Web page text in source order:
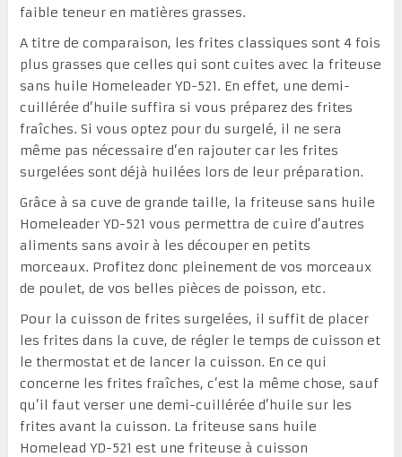
faible teneur en matières grasses.
A titre de comparaison, les frites classiques sont 4 fois
plus grasses que celles qui sont cuites avec la friteuse
sans huile Homeleader YD-521. En effet, une demi-
cuillérée d’huile suffira si vous préparez des frites
fraîches. Si vous optez pour du surgelé, il ne sera
même pas nécessaire d’en rajouter car les frites
surgelées sont déjà huilées lors de leur préparation.
Grâce à sa cuve de grande taille, la friteuse sans huile
Homeleader YD-521 vous permettra de cuire d’autres
aliments sans avoir à les découper en petits
morceaux. Profitez donc pleinement de vos morceaux
de poulet, de vos belles pièces de poisson, etc.
Pour la cuisson de frites surgelées, il suffit de placer
les frites dans la cuve, de régler le temps de cuisson et
le thermostat et de lancer la cuisson. En ce qui
concerne les frites fraîches, c’est la même chose, sauf
qu’il faut verser une demi-cuillérée d’huile sur les
frites avant la cuisson. La friteuse sans huile
Homelead YD-521 est une friteuse à cuisson